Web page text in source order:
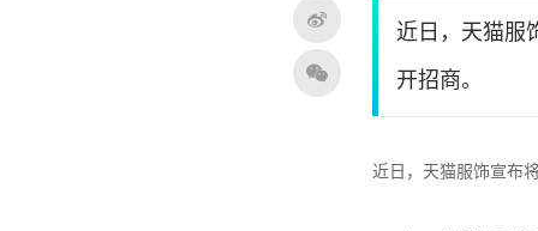
近日，天猫服
开招商。
近日，天猫服饰宣布